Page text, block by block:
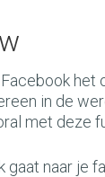
het
in de
met deze
naar je